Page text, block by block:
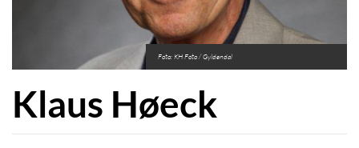
Foto: KH Foto / Gyldendal
Klaus Høeck